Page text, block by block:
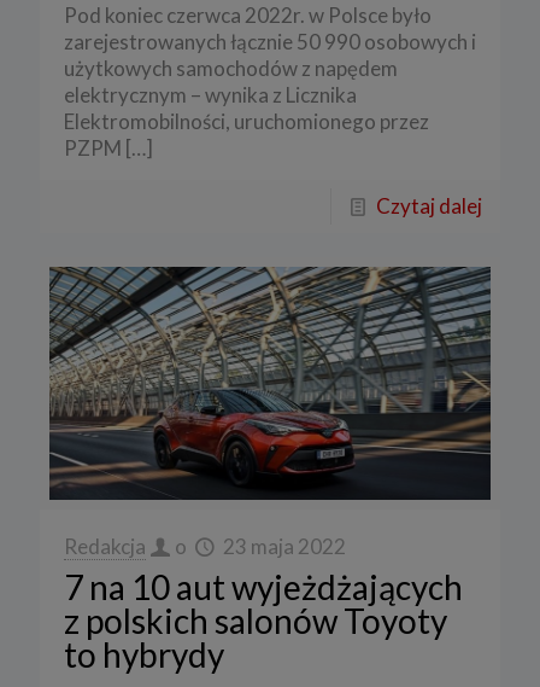
Pod koniec czerwca 2022r. w Polsce było
zarejestrowanych łącznie 50 990 osobowych i
użytkowych samochodów z napędem
elektrycznym – wynika z Licznika
Elektromobilności, uruchomionego przez
PZPM […]
Czytaj dalej
Redakcja o 23 maja 2022
7 na 10 aut wyjeżdżających
z polskich salonów Toyoty
to hybrydy